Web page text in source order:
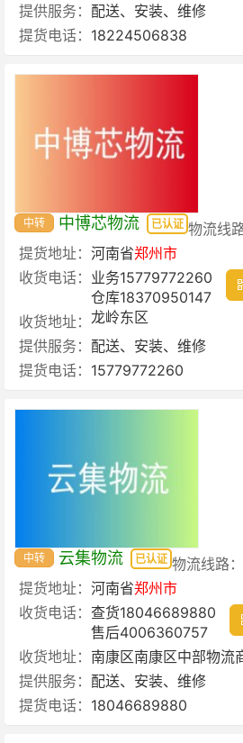
提供服务： 配送、安装、维修
提货电话： 18224506838
中转 中博芯物流 已认证 物流线路
提货地址： 河南省郑州市
收货电话： 业务15779772260
仓库18370950147
收货地址： 龙岭东区
提供服务： 配送、安装、维修
提货电话： 15779772260
中转 云集物流 已认证 物流线路：
提货地址： 河南省郑州市
收货电话： 查货18046689880
售后4006360757
收货地址： 南康区南康区中部物流
提供服务： 配送、安装、维修
提货电话： 18046689880